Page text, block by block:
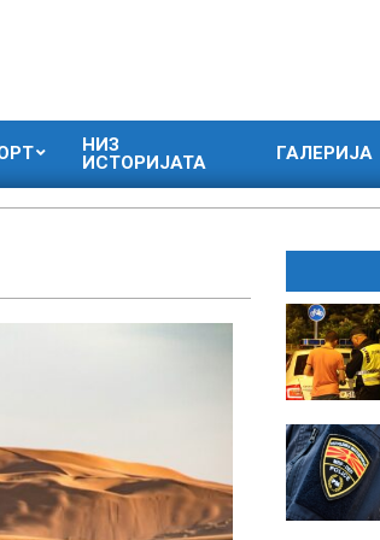
НИЗ
ИСТОРИЈАТА
ГАЛЕРИЈА